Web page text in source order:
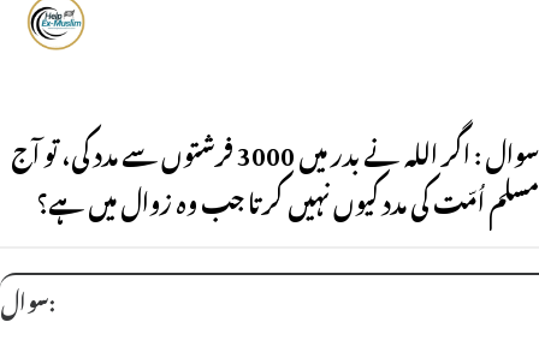
سوال : اگر اللہ نے بدر میں 3000 فرشتوں سے مدد کی، تو آج
مسلم اُمّت کی مدد کیوں نہیں کرتا جب وہ زوال میں ہے؟
سوال: